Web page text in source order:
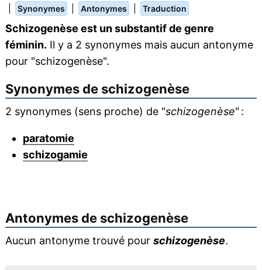
Synonymes Antonymes Traduction
Schizogenèse est un substantif de genre
féminin. Il y a 2 synonymes mais aucun antonyme
pour "schizogenèse".
Synonymes de schizogenèse
2 synonymes (sens proche) de "schizogenèse" :
paratomie
schizogamie
Antonymes de schizogenèse
Aucun antonyme trouvé pour schizogenèse.